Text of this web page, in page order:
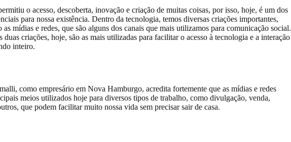
o acesso, descoberta, inovação e criação de muitas coisas, por isso, hoje, é um dos
para nossa existência. Dentro da tecnologia, temos diversas criações importantes,
mídias e redes, que são alguns dos canais que mais utilizamos para comunicação social.
duas criações, hoje, são as mais utilizadas para facilitar o acesso à tecnologia e a interação
inteiro.
como empresário em Nova Hamburgo, acredita fortemente que as mídias e redes
meios utilizados hoje para diversos tipos de trabalho, como divulgação, venda,
que podem facilitar muito nossa vida sem precisar sair de casa.